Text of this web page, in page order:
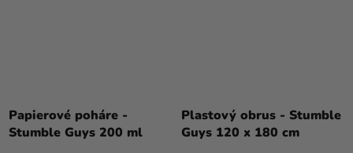
Papierové poháre -
Stumble Guys 200 ml
Plastový obrus - Stumble
Guys 120 x 180 cm